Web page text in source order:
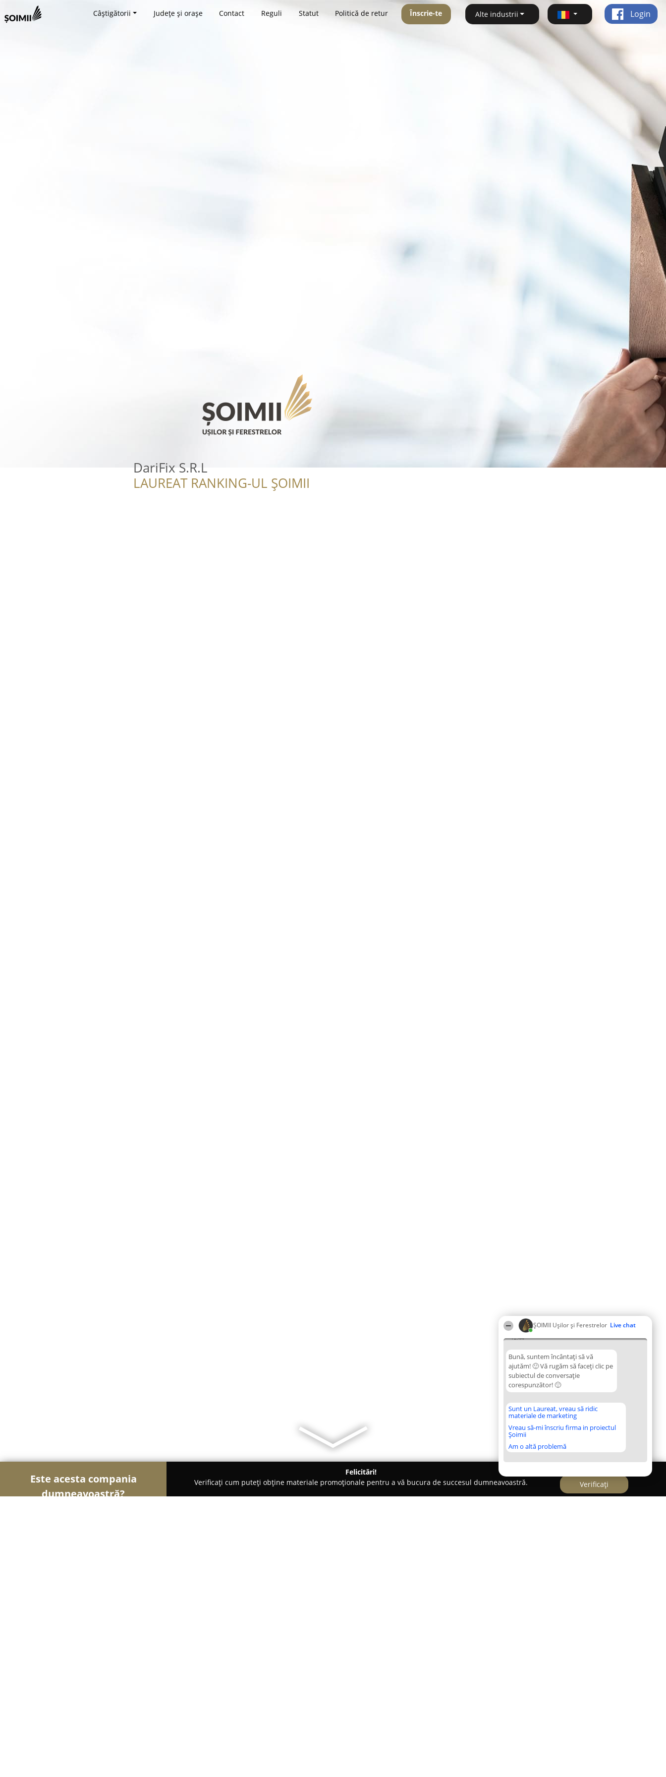
ȘOIMII Ușilor și Ferestrelor Live chat
12:44
Bună, suntem încântați să vă
ajutăm! 🙂 Vă rugăm să faceți clic pe
subiectul de conversație
corespunzător! 🙂
Sunt un Laureat, vreau să ridic
materiale de marketing
Vreau să-mi înscriu firma in proiectul
Șoimii
Am o altă problemă
Câștigătorii Județe și orașe Contact Reguli Statut Politică de retur Înscrie-te Alte industrii Login
DariFix S.R.L
LAUREAT RANKING-UL ȘOIMII
Este acesta compania
dumneavoastră?
Felicitări!
Verificați cum puteți obține materiale promoționale pentru a vă bucura de succesul dumneavoastră.
Verificați